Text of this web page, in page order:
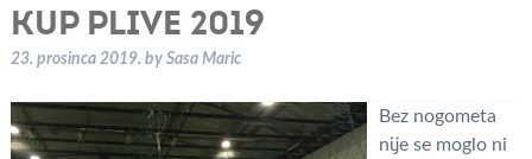
KUP PLIVE 2019
23. prosinca 2019. by Sasa Maric
Bez nogometa
nije se moglo ni